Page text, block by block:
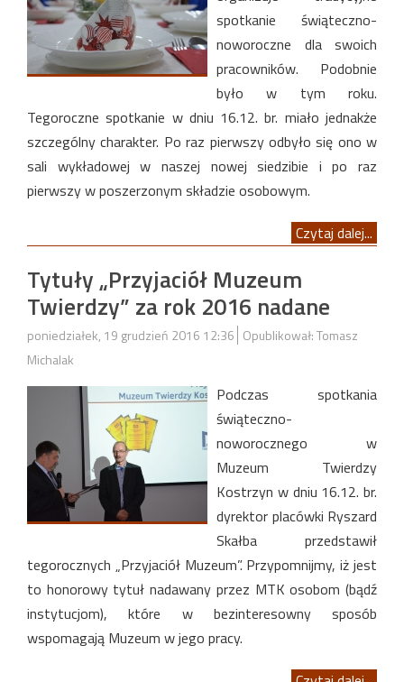
spotkanie świąteczno-
noworoczne dla swoich
pracowników. Podobnie
było w tym roku.
Tegoroczne spotkanie w dniu 16.12. br. miało jednakże
szczególny charakter. Po raz pierwszy odbyło się ono w
sali wykładowej w naszej nowej siedzibie i po raz
pierwszy w poszerzonym składzie osobowym.
Czytaj dalej...
Tytuły „Przyjaciół Muzeum
Twierdzy” za rok 2016 nadane
poniedziałek, 19 grudzień 2016 12:36 Opublikował: Tomasz
Michalak
Podczas spotkania
świąteczno-
noworocznego w
Muzeum Twierdzy
Kostrzyn w dniu 16.12. br.
dyrektor placówki Ryszard
Skałba przedstawił
tegorocznych „Przyjaciół Muzeum”. Przypomnijmy, iż jest
to honorowy tytuł nadawany przez MTK osobom (bądź
instytucjom), które w bezinteresowny sposób
wspomagają Muzeum w jego pracy.